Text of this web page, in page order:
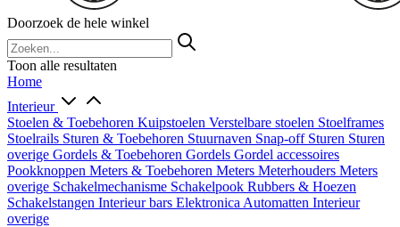
Doorzoek de hele winkel
Toon alle resultaten
Home
Interieur
Stoelen & Toebehoren Kuipstoelen Verstelbare stoelen Stoelframes
Stoelrails Sturen & Toebehoren Stuurnaven Snap-off Sturen Sturen
overige Gordels & Toebehoren Gordels Gordel accessoires
Pookknoppen Meters & Toebehoren Meters Meterhouders Meters
overige Schakelmechanisme Schakelpook Rubbers & Hoezen
Schakelstangen Interieur bars Elektronica Automatten Interieur
overige